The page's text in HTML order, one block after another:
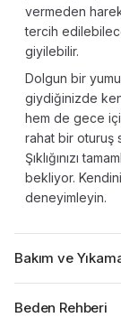
vermeden
tercih
giyilebilir.
Dolgun bir
giydiğinizde
hem de gece
rahat bir oturuş
Şıklığınızı
bekliyor.
deneyimleyin.
Bakım ve
Beden Rehberi